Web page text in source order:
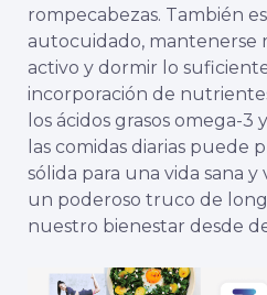
rompecabezas. También
autocuidado, mantenerse
activo y dormir lo
incorporación de
los ácidos grasos omega-3
las comidas diarias puede
sólida para una vida sana
un poderoso truco de
nuestro bienestar desde